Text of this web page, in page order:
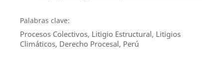
Palabras clave:
Procesos Colectivos, Litigio Estructural, Litigios
Climáticos, Derecho Procesal, Perú